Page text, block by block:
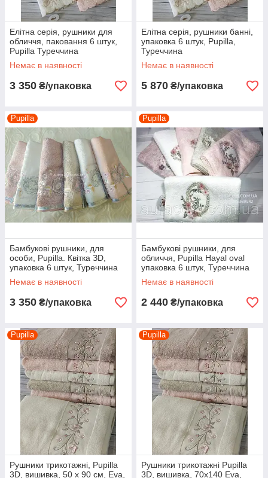
Елітна серія, рушники для
обличчя, паковання 6 штук,
Pupilla Туреччина
Немає в наявності
3 350 ₴/упаковка
Елітна серія, рушники банні,
упаковка 6 штук, Pupilla,
Туреччина
Немає в наявності
5 870 ₴/упаковка
Pupilla
Бамбукові рушники, для
особи, Pupilla. Квітка ЗD,
упаковка 6 штук, Туреччина
Немає в наявності
3 350 ₴/упаковка
Pupilla
Бамбукові рушники, для
обличчя, Pupilla Hayal oval
упаковка 6 штук, Туреччина
Немає в наявності
2 440 ₴/упаковка
Pupilla
Рушники трикотажні, Pupilla
3D, вишивка, 50 х 90 см, Eva,
Pupilla
Рушники трикотажні Pupilla
3D, вишивка, 70х140 Eva,